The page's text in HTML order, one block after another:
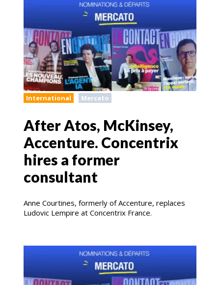
International Mercato
After Atos, McKinsey,
Accenture. Concentrix
hires a former
consultant
Anne Courtines, formerly of Accenture, replaces
Ludovic Lempire at Concentrix France.